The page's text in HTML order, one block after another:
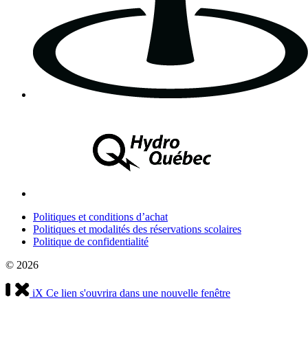
Politiques et conditions d’achat
Politiques et modalités des réservations scolaires
Politique de confidentialité
© 2026
iX Ce lien s'ouvrira dans une nouvelle fenêtre